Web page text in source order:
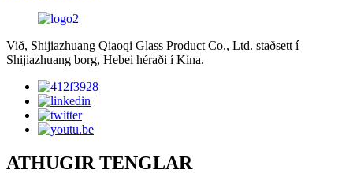
Við, Shijiazhuang Qiaoqi Glass Product Co., Ltd. staðsett í
Shijiazhuang borg, Hebei héraði í Kína.
ATHUGIR TENGLAR